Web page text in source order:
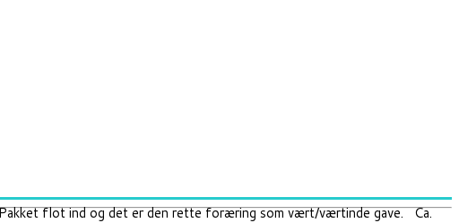
Pakket flot ind og det er den rette foræring som vært/værtinde gave. Ca.